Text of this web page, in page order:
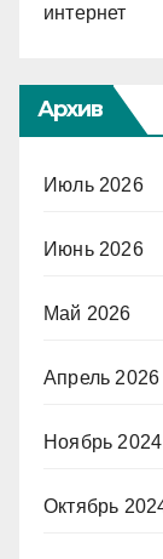
интернет
Архив
Июль 2026
Июнь 2026
Май 2026
Апрель 2026
Ноябрь 2024
Октябрь